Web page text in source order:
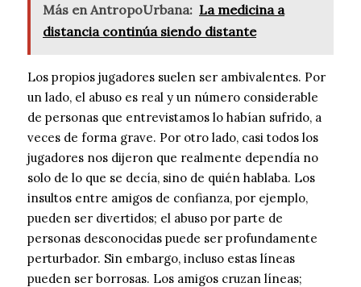
Más en AntropoUrbana: La medicina a
distancia continúa siendo distante
Los propios jugadores suelen ser ambivalentes. Por
un lado, el abuso es real y un número considerable
de personas que entrevistamos lo habían sufrido, a
veces de forma grave. Por otro lado, casi todos los
jugadores nos dijeron que realmente dependía no
solo de lo que se decía, sino de quién hablaba. Los
insultos entre amigos de confianza, por ejemplo,
pueden ser divertidos; el abuso por parte de
personas desconocidas puede ser profundamente
perturbador. Sin embargo, incluso estas líneas
pueden ser borrosas. Los amigos cruzan líneas;